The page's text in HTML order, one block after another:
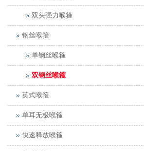
双头强力喉箍
钢丝喉箍
单钢丝喉箍
双钢丝喉箍
英式喉箍
单耳无极喉箍
快速释放喉箍